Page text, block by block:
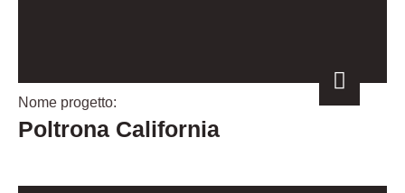
Nome progetto:
Poltrona California